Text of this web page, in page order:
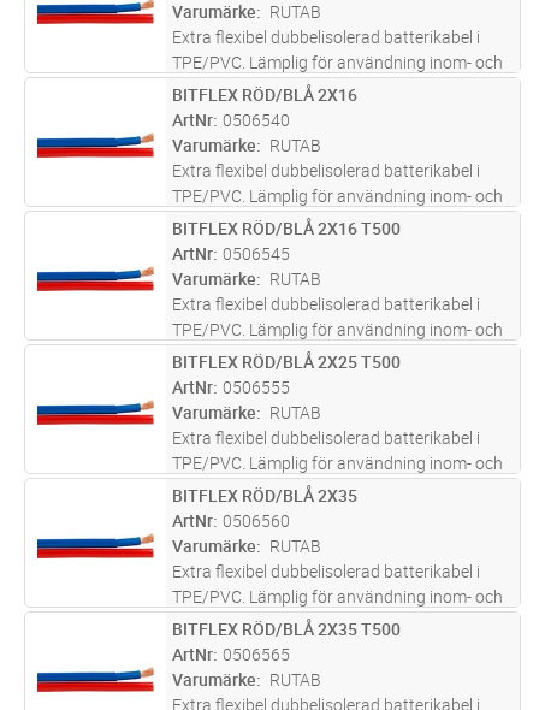
installation inomhus i torra och
Varumärke
RUTAB
Extra flexibel dubbelisolerad batterikabel i
TPE/PVC. Lämplig för användning inom- och
utomhus som anslutningskabel för batterier.
Ledare: Röd/blå, Mantel:Transparant
M Lägg i kundvagn
BITFLEX RÖD/BLÅ 2X16
ArtNr 0506540
Varumärke
RUTAB
Extra flexibel dubbelisolerad batterikabel i
TPE/PVC. Lämplig för användning inom- och
utomhus som anslutningskabel för batterier.
Ledare: Röd/blå, Mantel:Transparant
M Lägg i kundvagn
BITFLEX RÖD/BLÅ 2X16 T500
ArtNr 0506545
Varumärke
RUTAB
Extra flexibel dubbelisolerad batterikabel i
TPE/PVC. Lämplig för användning inom- och
utomhus som anslutningskabel för batterier.
Ledare: Röd/blå, Mantel:Transparant
M Lägg i kundvagn
BITFLEX RÖD/BLÅ 2X25 T500
ArtNr 0506555
Varumärke
RUTAB
Extra flexibel dubbelisolerad batterikabel i
TPE/PVC. Lämplig för användning inom- och
utomhus som anslutningskabel för batterier.
Ledare: Röd/blå, Mantel:Transparant
M Lägg i kundvagn
BITFLEX RÖD/BLÅ 2X35
ArtNr 0506560
Varumärke
RUTAB
Extra flexibel dubbelisolerad batterikabel i
TPE/PVC. Lämplig för användning inom- och
utomhus som anslutningskabel för batterier.
Ledare: Röd/blå, Mantel:Transparant
M Lägg i kundvagn
BITFLEX RÖD/BLÅ 2X35 T500
ArtNr 0506565
Varumärke
RUTAB
Extra flexibel dubbelisolerad batterikabel i